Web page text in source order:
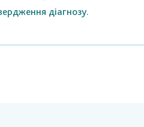
діагнозу.